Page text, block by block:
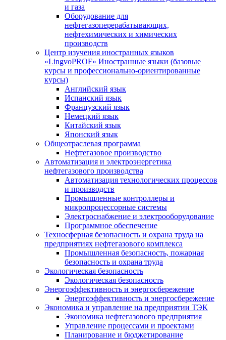
и газа
Оборудование для
нефтегазоперерабатывающих,
нефтехимических и химических
производств
Центр изучения иностранных языков
«LingvoPROF» Иностранные языки (базовые
курсы и профессионально-ориентированные
курсы)
Английский язык
Испанский язык
Французский язык
Немецкий язык
Китайский язык
Японский язык
Общеотраслевая программа
Нефтегазовое производство
Автоматизация и электроэнергетика
нефтегазового производства
Автоматизация технологических процессов
и производств
Промышленные контроллеры и
микропроцессорные системы
Электроснабжение и электрооборудование
Программное обеспечение
Техносферная безопасность и охрана труда на
предприятиях нефтегазового комплекса
Промышленная безопасность, пожарная
безопасность и охрана труда
Экологическая безопасность
Экологическая безопасность
Энергоэффективность и энергосбережение
Энергоэффективность и энергосбережение
Экономика и управление на предприятии ТЭК
Экономика нефтегазового предприятия
Управление процессами и проектами
Планирование и бюджетирование